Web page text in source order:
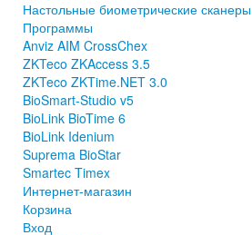
Настольные биометрические сканеры
Программы
Anviz AIM CrossChex
ZKTeco ZKAccess 3.5
ZKTeco ZKTime.NET 3.0
BioSmart-Studio v5
BioLink BioTime 6
BioLink Idenium
Suprema BioStar
Smartec Timex
Интернет-магазин
Корзина
Вход